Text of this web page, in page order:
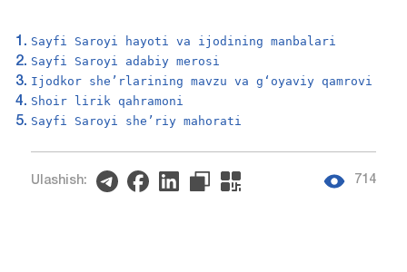
Sayfi Saroyi hayoti va ijodining manbalari
Sayfi Saroyi adabiy merosi
Ijodkor sheʼrlarining mavzu va gʻoyaviy qamrovi
Shoir lirik qahramoni
Sayfi Saroyi sheʼriy mahorati
Ulashish: 714